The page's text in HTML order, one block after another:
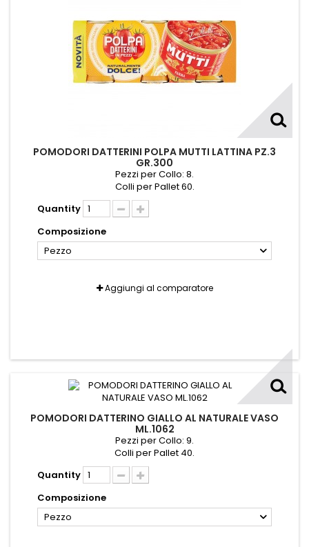
POMODORI DATTERINI POLPA MUTTI LATTINA PZ.3
GR.300
Pezzi per Collo: 8.
Colli per Pallet 60.
Quantity
Composizione
Pezzo
Aggiungi al comparatore
POMODORI DATTERINO GIALLO AL NATURALE VASO
ML.1062
Pezzi per Collo: 9.
Colli per Pallet 40.
Quantity
Composizione
Pezzo